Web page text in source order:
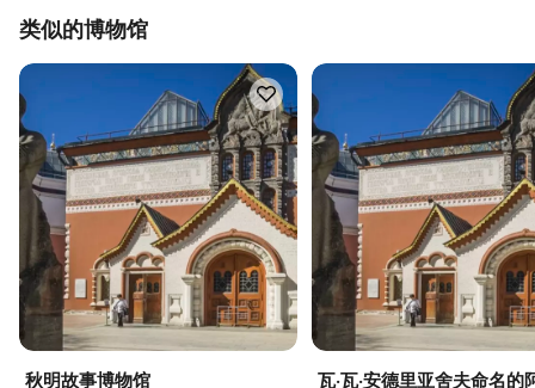
类似的博物馆
秋明故事博物馆
瓦·瓦·安德里亚舍夫命名的